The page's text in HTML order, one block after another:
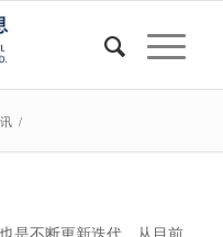
/
是不断更新迭代，从目前